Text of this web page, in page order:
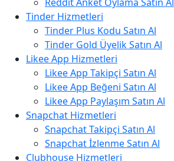
Tinder Hizmetleri
Tinder Plus Kodu Satın Al
Tinder Gold Üyelik Satın Al
Likee App Hizmetleri
Likee App Takipçi Satın Al
Likee App Beğeni Satın Al
Likee App Paylaşım Satın Al
Snapchat Hizmetleri
Snapchat Takipçi Satın Al
Snapchat İzlenme Satın Al
Clubhouse Hizmetleri